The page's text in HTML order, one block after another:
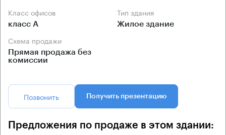
Класс офисов
класс А
Тип здания
Жилое здание
Схема продажи
Прямая продажа без
комиссии
Позвонить Получить презентацию
Предложения по продаже в этом здании: